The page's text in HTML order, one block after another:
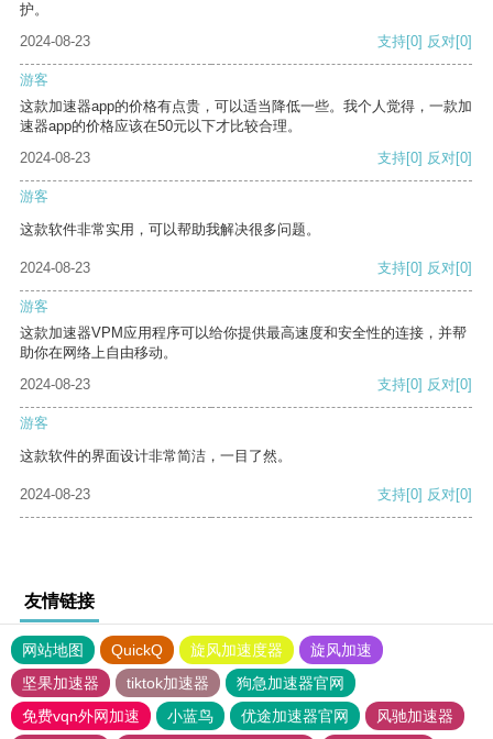
护。
2024-08-23
支持[0] 反对[0]
游客
这款加速器app的价格有点贵，可以适当降低一些。我个人觉得，一款加
速器app的价格应该在50元以下才比较合理。
2024-08-23
支持[0] 反对[0]
游客
这款软件非常实用，可以帮助我解决很多问题。
2024-08-23 支持[0] 反对[0]
游客
这款加速器VPM应用程序可以给你提供最高速度和安全性的连接，并帮
助你在网络上自由移动。
2024-08-23
支持[0] 反对[0]
游客
这款软件的界面设计非常简洁，一目了然。
2024-08-23 支持[0] 反对[0]
友情链接
网站地图 QuickQ 旋风加速度器
旋风加速
坚果加速器
tiktok加速器
狗急加速器官网
免费vqn外网加速
小蓝鸟 优途加速器官网
风驰加速器